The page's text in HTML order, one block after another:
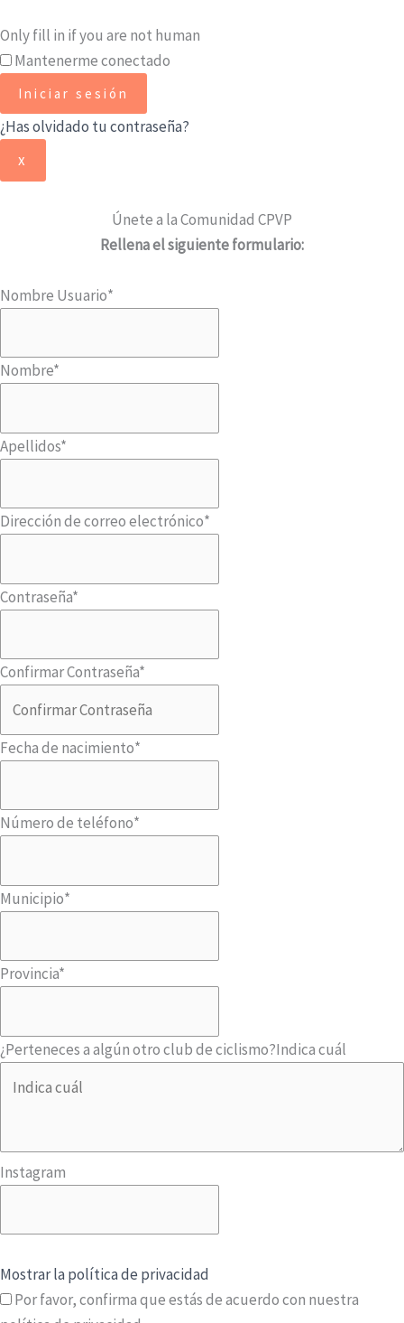
Only fill in if you are not human
Mantenerme conectado
¿Has olvidado tu contraseña?
x
Únete a la Comunidad CPVP
Rellena el siguiente formulario:
Nombre Usuario*
Nombre*
Apellidos*
Dirección de correo electrónico*
Contraseña*
Confirmar Contraseña*
Fecha de nacimiento*
Número de teléfono*
Municipio*
Provincia*
¿Perteneces a algún otro club de ciclismo?Indica cuál
Instagram
Mostrar la política de privacidad
Por favor, confirma que estás de acuerdo con nuestra